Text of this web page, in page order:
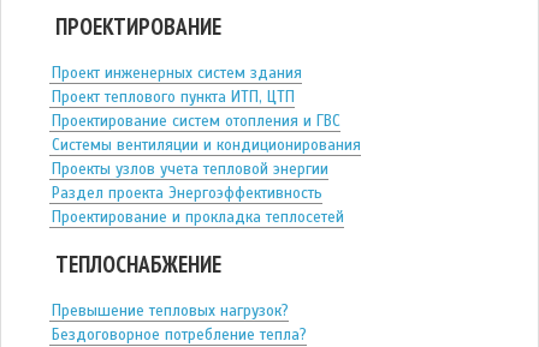
ПРОЕКТИРОВАНИЕ
Проект инженерных систем здания
Проект теплового пункта ИТП, ЦТП
Проектирование систем отопления и ГВС
Системы вентиляции и кондиционирования
Проекты узлов учета тепловой энергии
Раздел проекта Энергоэффективность
Проектирование и прокладка теплосетей
ТЕПЛОСНАБЖЕНИЕ
Превышение тепловых нагрузок?
Бездоговорное потребление тепла?